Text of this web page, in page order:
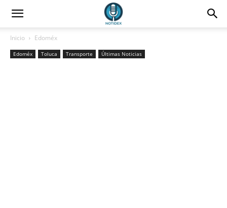
Inicio Edoméx
Edoméx Toluca Transporte Últimas Noticias